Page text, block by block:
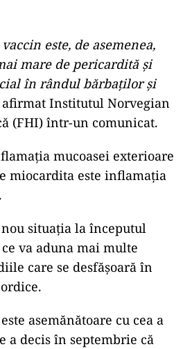
este, de asemenea,
mare de pericardită şi
în rândul bărbaţilor şi
afirmat Institutul Norvegian
(FHI) într-un comunicat.
mucoasei exterioare
miocardita este inflamaţia
situaţia la începutul
va aduna mai multe
care se desfăşoară în
asemănătoare cu cea a
a decis în septembrie că